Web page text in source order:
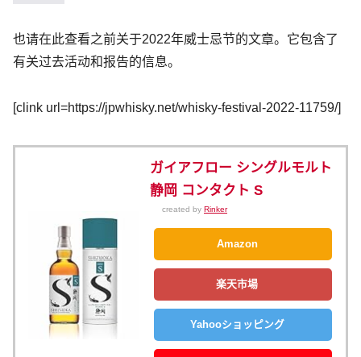
也请在此查看之前关于2022年威士忌节的文章。它包含了
有关过去活动和报告的信息。
[clink url=https://jpwhisky.net/whisky-festival-2022-11759/]
ガイアフロー シングルモルト
静岡 コンタクト S
created by Rinker
Amazon
楽天市場
Yahooショッピング